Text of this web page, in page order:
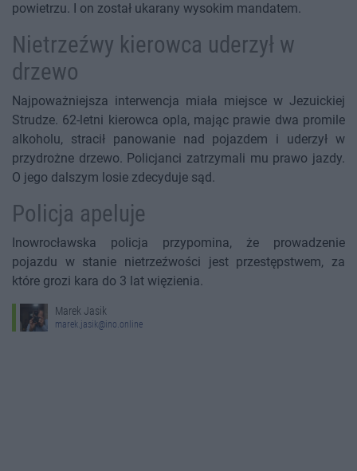
powietrzu. I on został ukarany wysokim mandatem.
Nietrzeźwy kierowca uderzył w
drzewo
Najpoważniejsza interwencja miała miejsce w Jezuickiej
Strudze. 62-letni kierowca opla, mając prawie dwa promile
alkoholu, stracił panowanie nad pojazdem i uderzył w
przydrożne drzewo. Policjanci zatrzymali mu prawo jazdy.
O jego dalszym losie zdecyduje sąd.
Policja apeluje
Inowrocławska policja przypomina, że prowadzenie
pojazdu w stanie nietrzeźwości jest przestępstwem, za
które grozi kara do 3 lat więzienia.
Marek Jasik
marek.jasik@ino.online